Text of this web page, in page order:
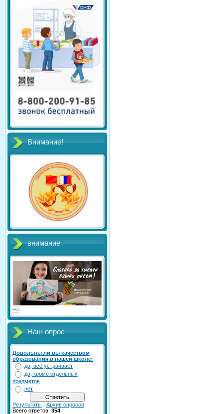
Внимание!
внимание
-->
Наш опрос
Довольны ли вы качеством
образования в нашей школе:
да, все устраивает
да, кроме отдельных
предметов
нет
Результаты | Архив опросов
Всего ответов: 354